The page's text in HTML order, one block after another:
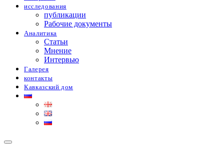
исследования
публикации
Рабочие документы
Аналитика
Статьи
Мнение
Интервью
Галерея
контакты
Кавказский дом